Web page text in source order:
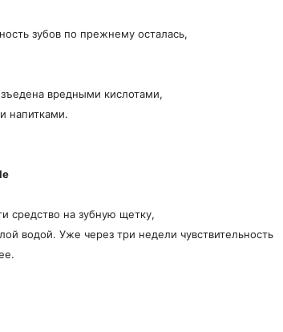
зубов по прежнему осталась,
вредными кислотами,
напитками.
средство на зубную щетку,
водой. Уже через три недели чувствительность